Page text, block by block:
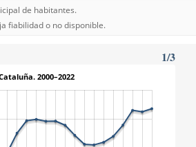
de habitantes.
fiabilidad o no disponible.